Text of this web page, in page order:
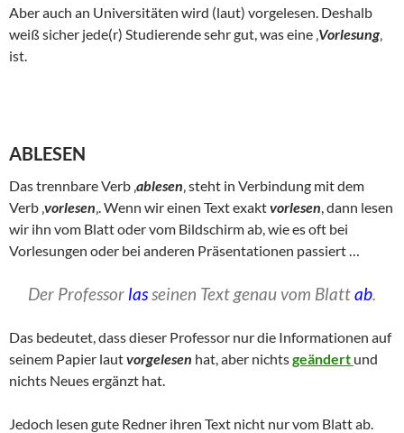
Aber auch an Universitäten wird (laut) vorgelesen. Deshalb
weiß sicher jede(r) Studierende sehr gut, was eine ‚ Vorlesung
ist.
ABLESEN
Das trennbare Verb ‚ ablesen ‚ steht in Verbindung mit dem
Verb ‚ vorlesen ‚. Wenn wir einen Text exaktvorlesen , dann lesen
wir ihn vom Blatt oder vom Bildschirm ab, wie es oft bei
Vorlesungen oder bei anderen Präsentationen passiert …
Der Professor lasseinen Text genau vom Blattab
Das bedeutet, dass dieser Professor nur die Informationen auf
seinem Papier lautvorgelesen hat, aber nichtsgeändert und
nichts Neues ergänzt hat.
Jedoch lesen gute Redner ihren Text nicht nur vom Blatt ab.